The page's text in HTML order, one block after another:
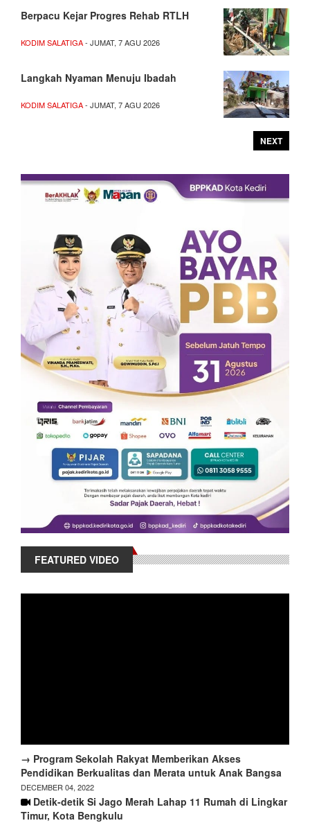
Berpacu Kejar Progres Rehab RTLH
KODIM SALATIGA- JUMAT, 7 AGU 2026
Langkah Nyaman Menuju Ibadah
KODIM SALATIGA- JUMAT, 7 AGU 2026
NEXT
FEATURED VIDEO
→ Program Sekolah Rakyat Memberikan Akses
Pendidikan Berkualitas dan Merata untuk Anak Bangsa
DECEMBER 04, 2022
Detik-detik Si Jago Merah Lahap 11 Rumah di Lingkar
Timur, Kota Bengkulu